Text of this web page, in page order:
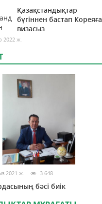
Қазақстандықтар
бүгіннен бастап Кореяға
визасыз
2022 ж.
2021 ж. 3 648
бәсі биік